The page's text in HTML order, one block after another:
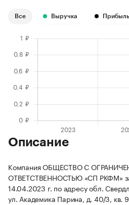
Все Выручка Прибыль
Описание
Компания ОБЩЕСТВО С
ОТВЕТСТВЕННОСТЬЮ «СП РКФМ»
14.04.2023 г. по адресу обл.
ул. Академика Парина, д. 40/3, кв.